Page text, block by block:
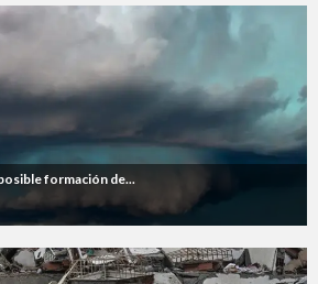
formación de...